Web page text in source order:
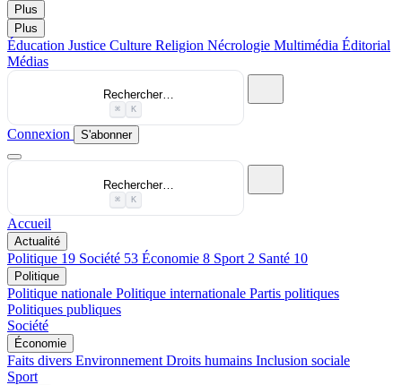
Plus
Plus
Éducation Justice Culture Religion Nécrologie Multimédia Éditorial
Médias
Rechercher…
⌘ K
Connexion S'abonner
Rechercher…
⌘ K
Accueil
Actualité
Politique 19 Société 53 Économie 8 Sport 2 Santé 10
Politique
Politique nationale Politique internationale Partis politiques
Politiques publiques
Société
Économie
Faits divers Environnement Droits humains Inclusion sociale
Sport